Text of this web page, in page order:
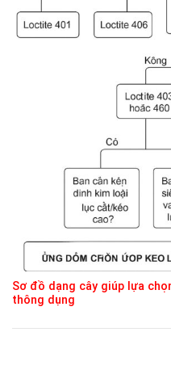
Sơ đồ dạng cây giúp lựa
thông dụng